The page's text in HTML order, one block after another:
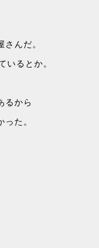
んだ。
いるとか。
るから
た。